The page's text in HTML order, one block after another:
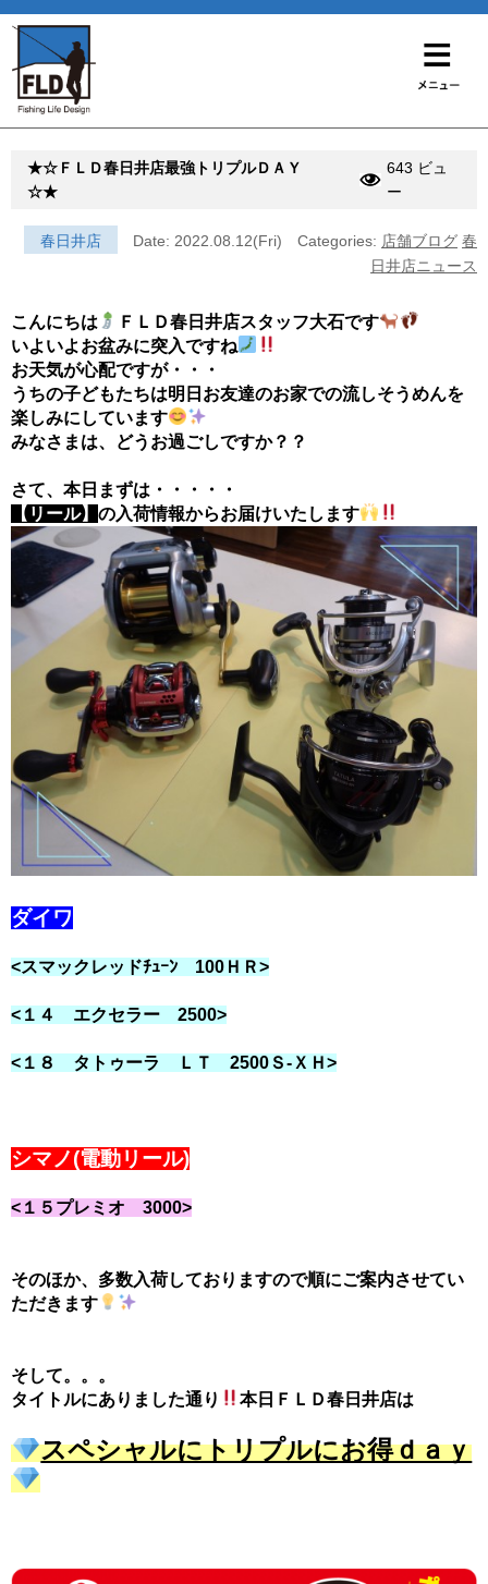
★☆ＦＬＤ春日井店最強トリプルＤＡＹ
☆★
643 ビュ
ー
春日井店 Date: 2022.08.12(Fri) Categories: 店舗ブログ 春
日井店ニュース
こんにちは
ＦＬＤ春日井店スタッフ大石です
いよいよお盆みに突入ですね
お天気が心配ですが・・・
うちの子どもたちは明日お友達のお家での流しそうめんを
楽しみにしています
みなさまは、どうお過ごしですか？？
さて、本日まずは・・・・・
【リール】 の入荷情報からお届けいたします
ダイワ
<スマックレッドﾁｭｰﾝ 100ＨＲ>
<１４ エクセラー 2500>
<１８ タトゥーラ ＬＴ 2500Ｓ-ＸＨ>
シマノ(電動リール)
<１５プレミオ 3000>
そのほか、多数入荷しておりますので順にご案内させてい
ただきます
そして。。。
タイトルにありました通り
本日ＦＬＤ春日井店は
スペシャルにトリプルにお得ｄａｙ